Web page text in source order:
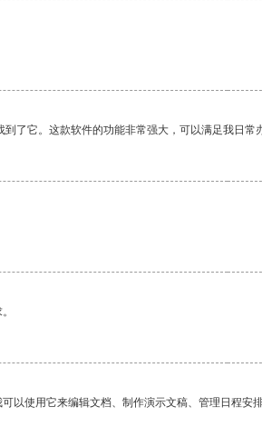
了它。这款软件的功能非常强大，可以满足我日常
以使用它来编辑文档、制作演示文稿、管理日程安排